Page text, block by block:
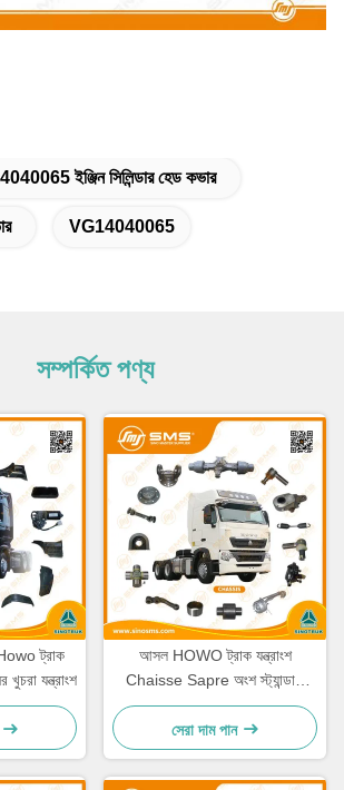
ইঞ্জিন সিলিন্ডার হেড কভার
VG14040065
সম্পর্কিত পণ্য
ট্রাক
খুচরা যন্ত্রাংশ
আসল HOWO ট্রাক যন্ত্রাংশ
Chaisse Sapre অংশ স্ট্যান্ডার্ড
আকার
সেরা দাম পান